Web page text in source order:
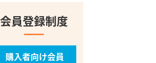
会員登録制度
購入者向け会員